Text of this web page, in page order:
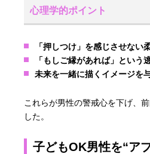
心理学的ポイント
「押しつけ」を感じさせない
「もしご縁があれば」という
未来を一緒に描くイメージを
これらが男性の警戒心を下げ、
した。
子どもOK男性を“ア